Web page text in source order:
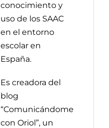
conocimiento y
uso de los SAAC
en el entorno
escolar en
España.
Es creadora del
blog
“Comunicándome
con Oriol”, un